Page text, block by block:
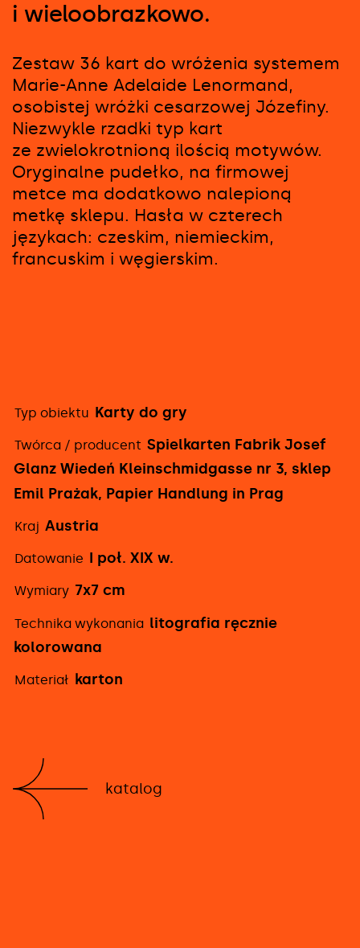
i wieloobrazkowo.
Zestaw 36 kart do wróżenia systemem
Marie-Anne Adelaide Lenormand,
osobistej wróżki cesarzowej Józefiny.
Niezwykle rzadki typ kart
ze zwielokrotnioną ilością motywów.
Oryginalne pudełko, na firmowej
metce ma dodatkowo nalepioną
metkę sklepu. Hasła w czterech
językach: czeskim, niemieckim,
francuskim i węgierskim.
Szczegółowe
informacje
Typ obiektu Karty do gry
Twórca / producent Spielkarten Fabrik Josef
Glanz Wiedeń Kleinschmidgasse nr 3, sklep
Emil Prażak, Papier Handlung in Prag
Kraj Austria
Datowanie I poł. XIX w.
Wymiary 7x7 cm
Technika wykonania litografia ręcznie
kolorowana
Materiał karton
katalog